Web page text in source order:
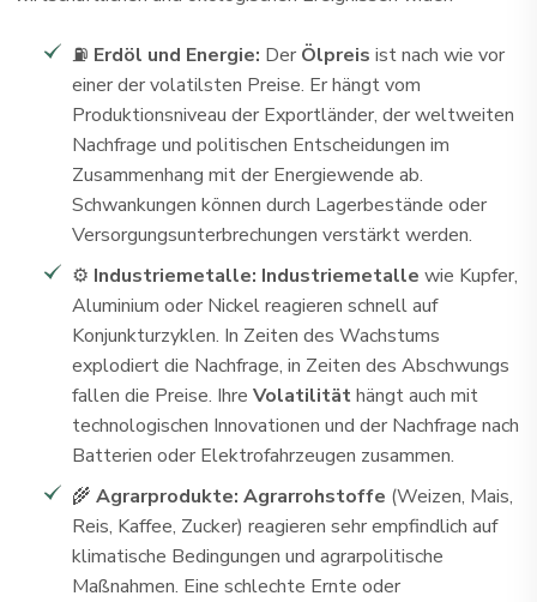
⛽ Erdöl und Energie: Der Ölpreis ist nach wie vor
einer der volatilsten Preise. Er hängt vom
Produktionsniveau der Exportländer, der weltweiten
Nachfrage und politischen Entscheidungen im
Zusammenhang mit der Energiewende ab.
Schwankungen können durch Lagerbestände oder
Versorgungsunterbrechungen verstärkt werden.
⚙️ Industriemetalle: Industriemetalle wie Kupfer,
Aluminium oder Nickel reagieren schnell auf
Konjunkturzyklen. In Zeiten des Wachstums
explodiert die Nachfrage, in Zeiten des Abschwungs
fallen die Preise. Ihre Volatilitäthängt auch mit
technologischen Innovationen und der Nachfrage nach
Batterien oder Elektrofahrzeugen zusammen.
🌾 Agrarprodukte: Agrarrohstoffe (Weizen, Mais,
Reis, Kaffee, Zucker) reagieren sehr empfindlich auf
klimatische Bedingungen und agrarpolitische
Maßnahmen. Eine schlechte Ernte oder